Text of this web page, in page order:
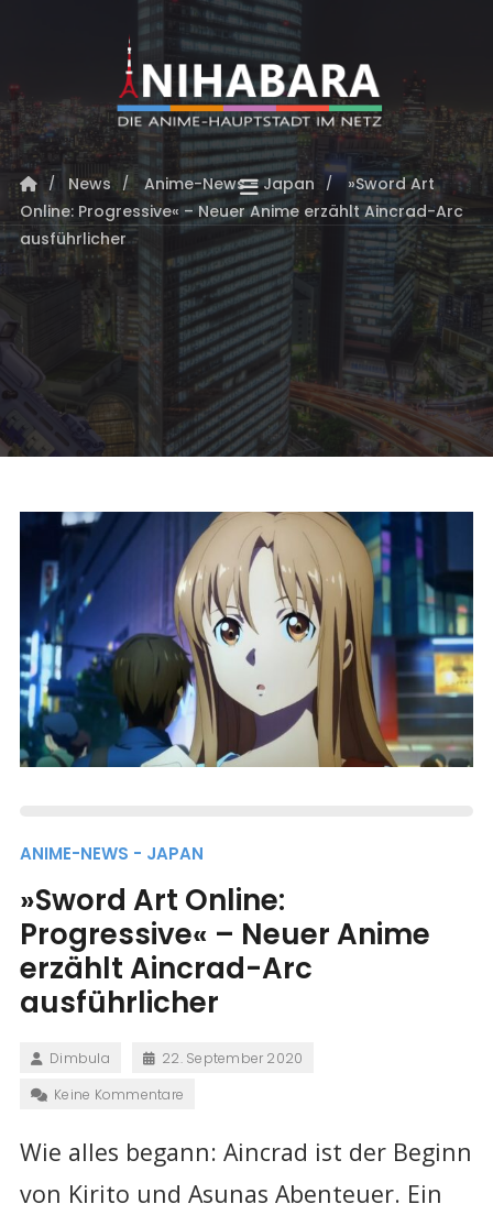
News Anime-News - Japan
»Sword Art
Online: Progressive« – Neuer Anime erzählt Aincrad-Arc
ausführlicher
ANIME-NEWS - JAPAN
»Sword Art Online:
Progressive« – Neuer Anime
erzählt Aincrad-Arc
ausführlicher
Dimbula
22. September 2020
Keine Kommentare
Wie alles begann: Aincrad ist der Beginn
von Kirito und Asunas Abenteuer. Ein